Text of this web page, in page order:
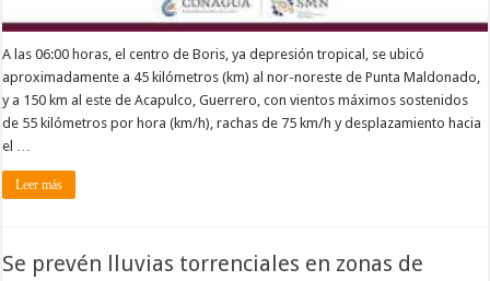
A las 06:00 horas, el centro de Boris, ya depresión tropical, se ubicó
aproximadamente a 45 kilómetros (km) al nor-noreste de Punta Maldonado,
y a 150 km al este de Acapulco, Guerrero, con vientos máximos sostenidos
de 55 kilómetros por hora (km/h), rachas de 75 km/h y desplazamiento hacia
el …
Leer más
Se prevén lluvias torrenciales en zonas de